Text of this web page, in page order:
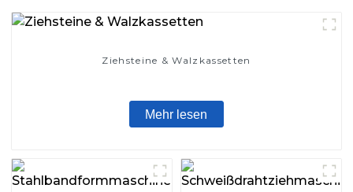
Ziehsteine ​​& Walzkassetten
Mehr lesen